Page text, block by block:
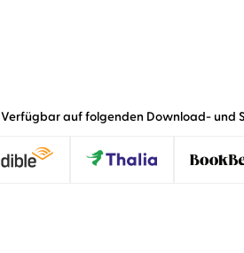
Verfügbar auf folgenden Download- und